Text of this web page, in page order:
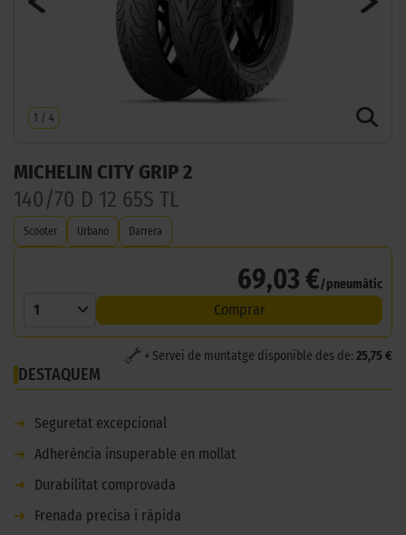
1 / 4
MICHELIN CITY GRIP 2
140/70 D 12 65S TL
Scooter Urbano Darrera
69,03 €/pneumàtic
1 Comprar
+ Servei de muntatge disponible des de: 25,75 €
DESTAQUEM
➜
Seguretat excepcional
➜
Adherència insuperable en mollat
➜
Durabilitat comprovada
➜
Frenada precisa i ràpida